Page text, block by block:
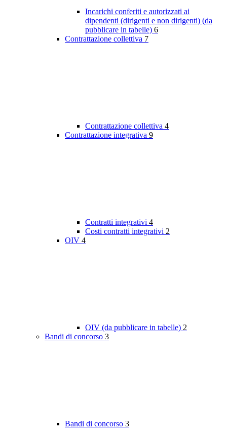
Incarichi conferiti e autorizzati ai
dipendenti (dirigenti e non dirigenti) (da
pubblicare in tabelle) 6
Contrattazione collettiva 7
Contrattazione collettiva 4
Contrattazione integrativa 9
Contratti integrativi 4
Costi contratti integrativi 2
OIV 4
OIV (da pubblicare in tabelle) 2
Bandi di concorso 3
Bandi di concorso 3